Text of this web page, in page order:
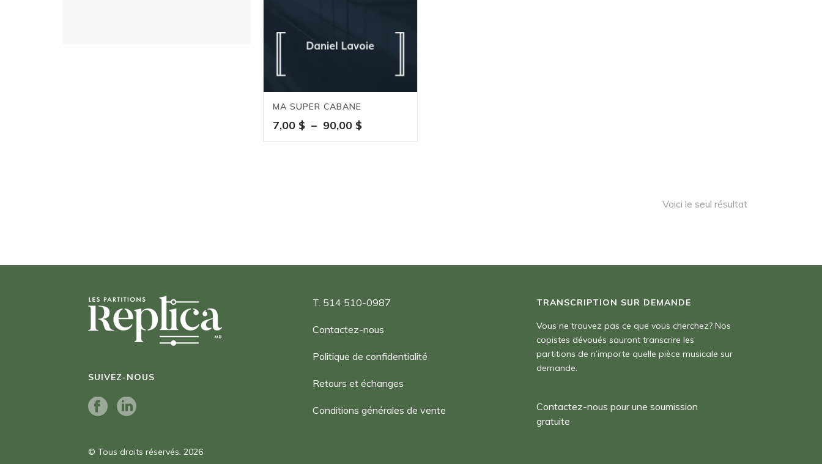
MA SUPER CABANE
7,00 $ – 90,00 $Plage
de
Voici le seul résultat
SUIVEZ-NOUS
© Tous droits réservés. 2026
T. 514 510-0987
Contactez-nous
Politique de confidentialité
Retours et échanges
Conditions générales de vente
TRANSCRIPTION SUR DEMANDE
Vous ne trouvez pas ce que vous cherchez? Nos
copistes dévoués sauront transcrire les
partitions de n’importe quelle pièce musicale sur
demande.
Contactez-nous pour une soumission
gratuite